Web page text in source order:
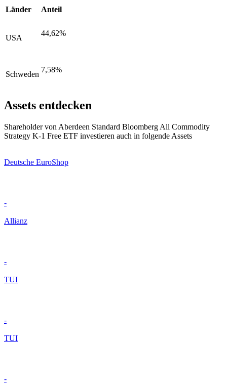
Länder Anteil
USA
44,62%
Schweden
7,58%
Assets entdecken
Shareholder von Aberdeen Standard Bloomberg All Commodity
Strategy K-1 Free ETF investieren auch in folgende Assets
Deutsche EuroShop
-
Allianz
-
TUI
-
TUI
-